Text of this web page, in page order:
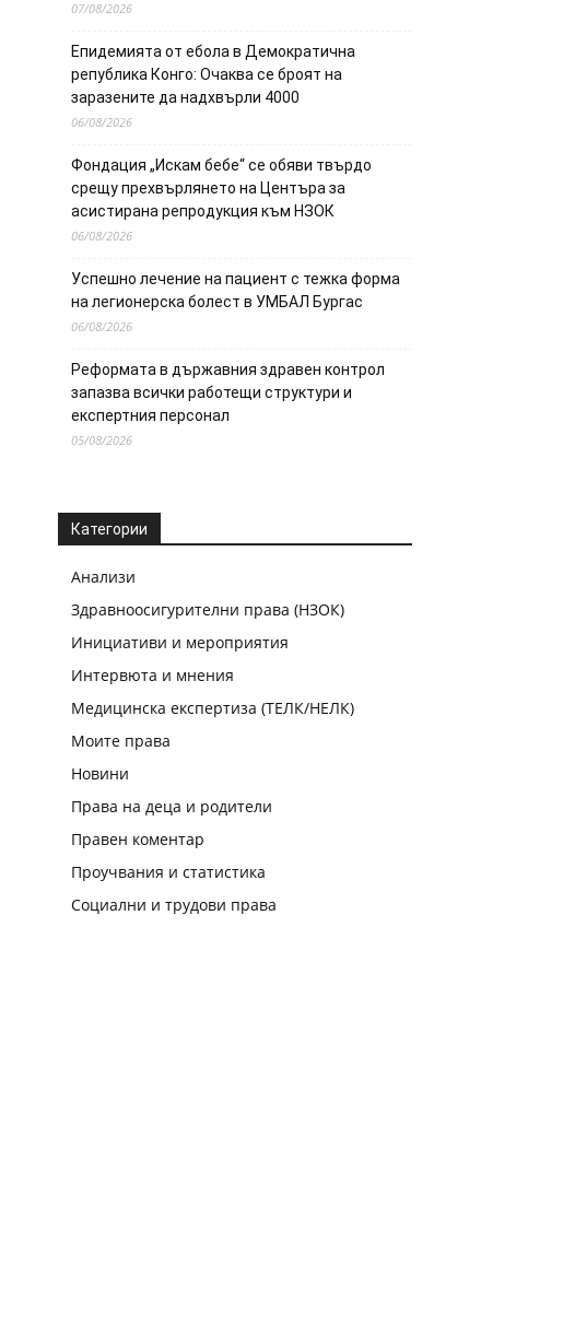
07/08/2026
Епидемията от ебола в Демократична
република Конго: Очаква се броят на
заразените да надхвърли 4000
06/08/2026
Фондация „Искам бебе“ се обяви твърдо
срещу прехвърлянето на Центъра за
асистирана репродукция към НЗОК
06/08/2026
Успешно лечение на пациент с тежка форма
на легионерска болест в УМБАЛ Бургас
06/08/2026
Реформата в държавния здравен контрол
запазва всички работещи структури и
експертния персонал
05/08/2026
Категории
Анализи
Здравноосигурителни права (НЗОК)
Инициативи и мероприятия
Интервюта и мнения
Медицинска експертиза (ТЕЛК/НЕЛК)
Моите права
Новини
Права на деца и родители
Правен коментар
Проучвания и статистика
Социални и трудови права